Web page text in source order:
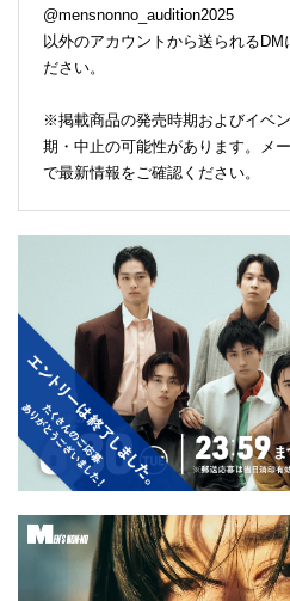
@mensnonno_audition2025
以外のアカウントから送られるDM
ださい。
※掲載商品の発売時期およびイベ
期・中止の可能性があります。メ
で最新情報をご確認ください。